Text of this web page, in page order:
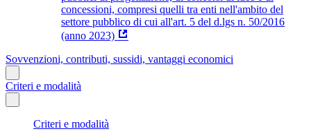
concessioni, compresi quelli tra enti nell'ambito del
settore pubblico di cui all'art. 5 del d.lgs n. 50/2016
(anno 2023)
Sovvenzioni, contributi, sussidi, vantaggi economici
Criteri e modalità
Criteri e modalità